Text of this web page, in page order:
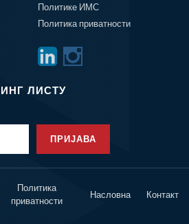
Политике ИМС
Политика приватности
ЛИСТУ
ПРИЈАВА
Политика
приватности
Насловна Контакт